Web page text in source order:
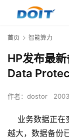
首页 智能算力
HP发布最
Data
作者： dostor
业务数据正在
越大，数据备份